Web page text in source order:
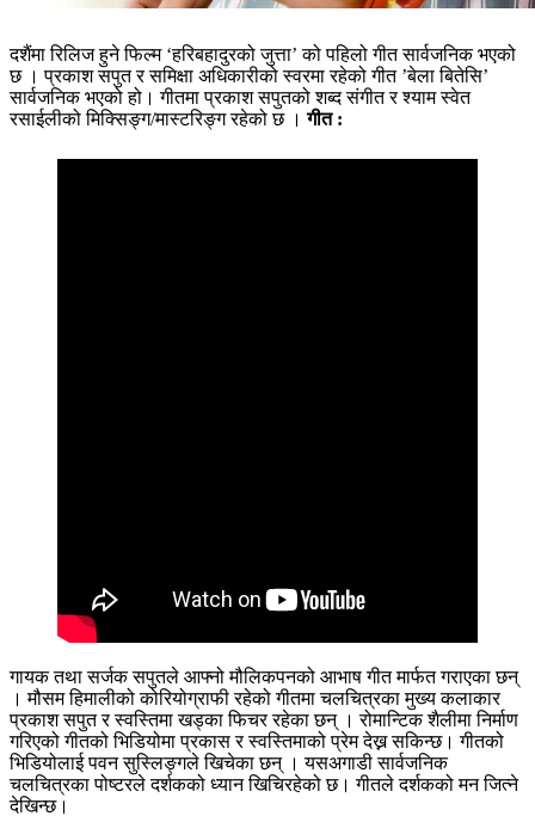
दशैंमा रिलिज हुने फिल्म ‘हरिबहादुरको जुत्ता’ को पहिलो गीत सार्वजनिक भएको
छ । प्रकाश सपुत र समिक्षा अधिकारीको स्वरमा रहेको गीत ’बेला बितेसि’
सार्वजनिक भएको हो। गीतमा प्रकाश सपुतको शब्द संगीत र श्याम स्वेत
रसाईलीको मिक्सिङ्ग/मास्टरिङ्ग रहेको छ ।गीत :
गायक तथा सर्जक सपुतले आफ्नो मौलिकपनको आभाष गीत मार्फत गराएका छन्
। मौसम हिमालीको कोरियोग्राफी रहेको गीतमा चलचित्रका मुख्य कलाकार
प्रकाश सपुत र स्वस्तिमा खड्का फिचर रहेका छन् । रोमान्टिक शैलीमा निर्माण
गरिएको गीतको भिडियोमा प्रकास र स्वस्तिमाको प्रेम देख्न सकिन्छ। गीतको
भिडियोलाई पवन सुस्लिङ्गले खिचेका छन् । यसअगाडी सार्वजनिक
चलचित्रका पोष्टरले दर्शकको ध्यान खिचिरहेको छ। गीतले दर्शकको मन जित्ने
देखिन्छ।